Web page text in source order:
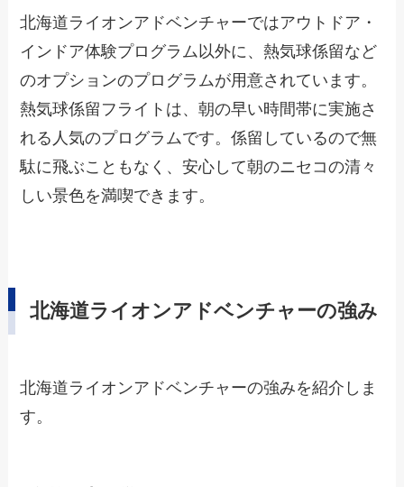
北海道ライオンアドベンチャーではアウトドア・
インドア体験プログラム以外に、熱気球係留など
のオプションのプログラムが用意されています。
熱気球係留フライトは、朝の早い時間帯に実施さ
れる人気のプログラムです。係留しているので無
駄に飛ぶこともなく、安心して朝のニセコの清々
しい景色を満喫できます。
北海道ライオンアドベンチャーの強み
北海道ライオンアドベンチャーの強みを紹介しま
す。